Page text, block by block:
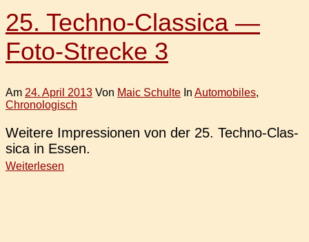
25. Techno-Classica —
Foto-Strecke 3
Am 24. April 2013 Von Maic Schulte In Automobiles,
Chronologisch
Wei­te­re Impres­sio­nen von der 25. Techno-Clas­­
si­­ca in Essen.
Weiterlesen